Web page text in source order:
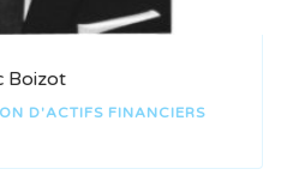
Boizot
D'ACTIFS FINANCIERS